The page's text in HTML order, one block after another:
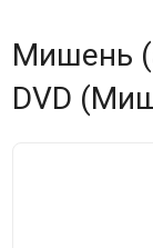
Мишень
DVD